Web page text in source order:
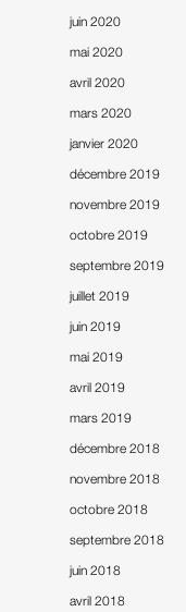
juin 2020
mai 2020
avril 2020
mars 2020
janvier 2020
décembre 2019
novembre 2019
octobre 2019
septembre 2019
juillet 2019
juin 2019
mai 2019
avril 2019
mars 2019
décembre 2018
novembre 2018
octobre 2018
septembre 2018
juin 2018
avril 2018